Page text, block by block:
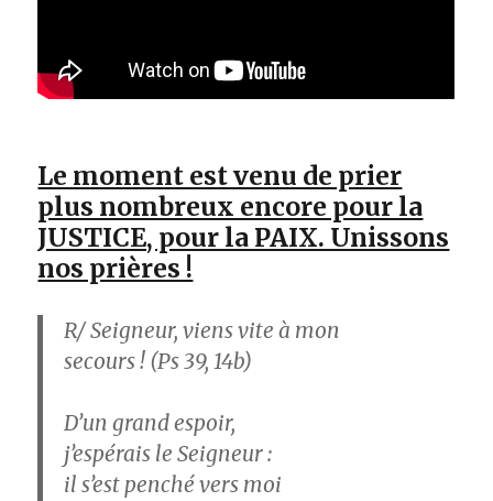
Le moment est venu de prier
plus nombreux encore pour la
JUSTICE, pour la PAIX. Unissons
nos prières !
R/ Seigneur, viens vite à mon
secours ! (Ps 39, 14b)
D’un grand espoir,
j’espérais le Seigneur :
il s’est penché vers moi